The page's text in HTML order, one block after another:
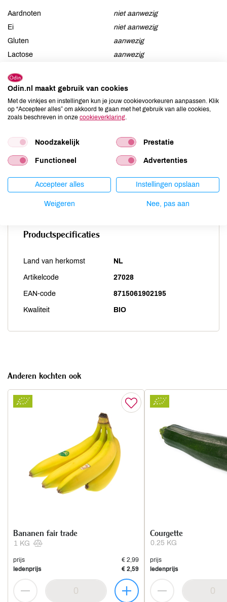
Aardnoten
niet aanwezig
Ei
niet aanwezig
Gluten
aanwezig
Lactose
aanwezig
Mosterd
Schaaldieren
niet aanwezig
Selderij
niet aanwezig
Soja
aanwezig
Vis
niet aanwezig
Weekdieren
niet aanwezig
Zwaveldioxide / sulfieten
niet aanwezig
Productspecificaties
Land van herkomst NL
Artikelcode 27028
EAN-code 8715061902195
Kwaliteit BIO
Anderen kochten ook
1 KG
Bananen fair trade
prijs
€ 2,99
ledenprijs
€ 2,59
0.25 KG
Courgette
prijs
ledenprijs
Odin.nl maakt gebruik van cookies
Met de vinkjes en instellingen kun je jouw cookievoorkeuren aanpassen. Klik
op “Accepteer alles” om akkoord te gaan met het gebruik van alle cookies,
zoals beschreven in onze cookieverklaring.
Noodzakelijk Prestatie
Functioneel Advertenties
Accepteer alles Instellingen opslaan
Weigeren Nee, pas aan